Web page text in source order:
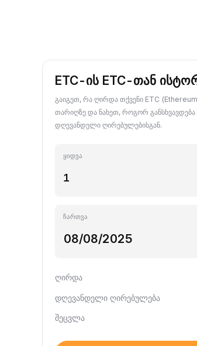
ETC-ის ETC-თან
გაიგეთ, რა ღირდა თქვენი ETC
თარიღზე და ნახეთ, როგორ
დღევანდელი ღირებულებისგან.
ყიდვა
ჩართვა
ღირდა
დღევანდელი ღირებულება
შეცვლა